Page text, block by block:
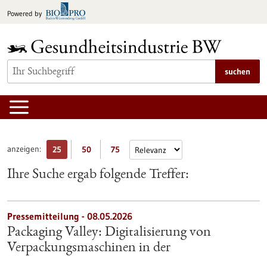
Inhalt
Powered by
suchen
anzeigen: 25 50 75
Ihre Suche ergab folgende Treffer:
Pressemitteilung - 08.05.2026
Packaging Valley: Digitalisierung von
Verpackungsmaschinen in der